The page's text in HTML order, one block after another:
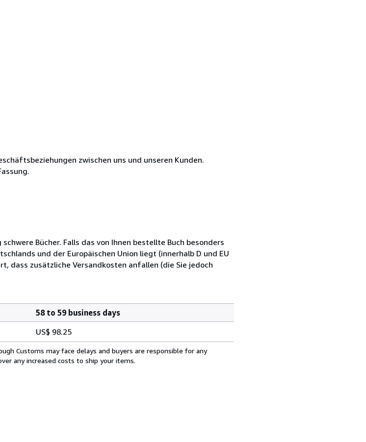
zwischen uns und unseren Kunden.
Bücher. Falls das von Ihnen bestellte Buch besonders
und der Europäischen Union liegt (innerhalb D und EU
dass zusätzliche Versandkosten anfallen (die Sie jedoch
58 to 59 business days
US$ 98.25
Customs may face delays and buyers are responsible for any
any increased costs to ship your items.